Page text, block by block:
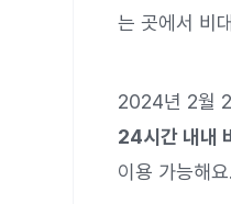
는 곳에서 비
2024년 2월
24시간 내내
이용 가능해